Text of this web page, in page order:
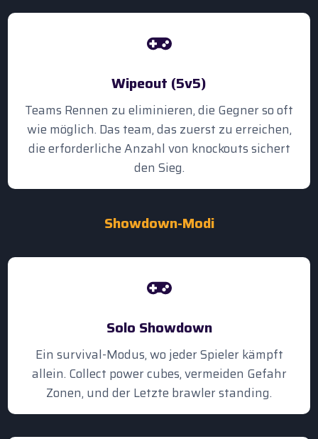
Wipeout (5v5)
Teams Rennen zu eliminieren, die Gegner so oft
wie möglich. Das team, das zuerst zu erreichen,
die erforderliche Anzahl von knockouts sichert
den Sieg.
Showdown-Modi
Solo Showdown
Ein survival-Modus, wo jeder Spieler kämpft
allein. Collect power cubes, vermeiden Gefahr
Zonen, und der Letzte brawler standing.